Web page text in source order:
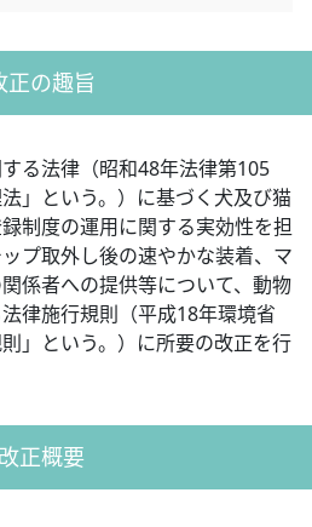
正の趣旨
る法律（昭和48年法律第105
」という。）に基づく犬及び猫
制度の運用に関する実効性を担
プ取外し後の速やかな装着、マ
係者への提供等について、動物
律施行規則（平成18年環境省
」という。）に所要の改正を行
改正概要